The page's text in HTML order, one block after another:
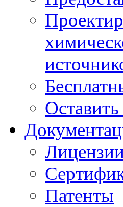
Оставить
Патенты